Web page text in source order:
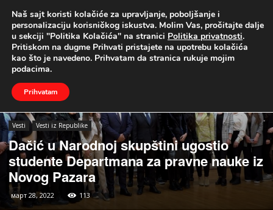
UŽIVO
Naslovna Vesti Vesti iz Republike
Vesti Vesti iz Republike
Dačić u Narodnoj skupštini ugostio
studente Departmana za pravne nauke iz
Novog Pazara
март 28, 2022 113
Naš sajt koristi kolačiće za upravljanje, poboljšanje i
personalizaciju korisničkog iskustva. Molim Vas, pročitajte dalje
u sekciji "Politika Kolačića" na stranici Politika privatnosti.
Pritiskom na dugme Prihvati pristajete na upotrebu kolačića
kao što je navedeno. Prihvatam da stranica rukuje mojim
podacima.
Prihvatam